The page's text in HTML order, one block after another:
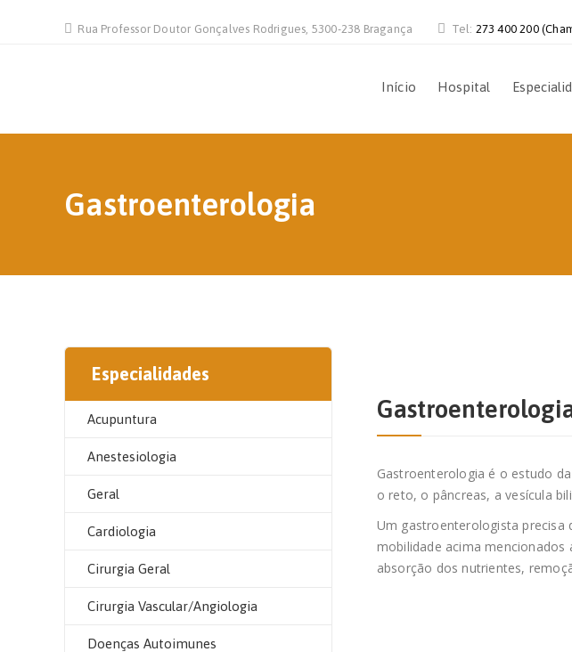
Rua Professor Doutor Gonçalves Rodrigues, 5300-238 Bragança Tel: 273 400 200
Início Hospital
Gastroenterologia
Especialidades
Acupuntura
Anestesiologia
Geral
Cardiologia
Cirurgia Geral
Cirurgia Vascular/Angiologia
Doenças Autoimunes
Gastroenterologia é o estudo
o reto, o pâncreas, a vesícula
Um gastroenterologista
mobilidade acima
absorção dos nutrientes,